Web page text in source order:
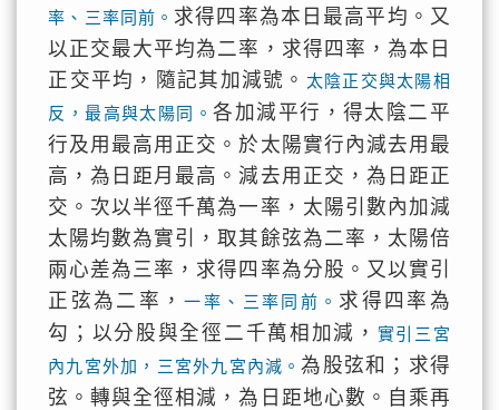
率、三率同前。 求得四率為本日最高平均。又
以正交最大平均為二率，求得四率，為本日
正交平均，隨記其加減號。 太陰正交與太陽相
反，最高與太陽同。各加減平行，得太陰二平
行及用最高用正交。於太陽實行內減去用最
高，為日距月最高。減去用正交，為日距正
交。次以半徑千萬為一率，太陽引數內加減
太陽均數為實引，取其餘弦為二率，太陽倍
兩心差為三率，求得四率為分股。又以實引
正弦為二率，一率、三率同前。 求得四率為
勾；以分股與全徑二千萬相加減， 實引三宮
內九宮外加，三宮外九宮內減。為股弦和；求得
弦。轉與全徑相減，為日距地心數。自乘再